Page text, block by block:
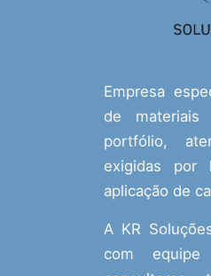
Empresa
de
portfólio,
exigidas por
aplicação de
A KR
com equipe